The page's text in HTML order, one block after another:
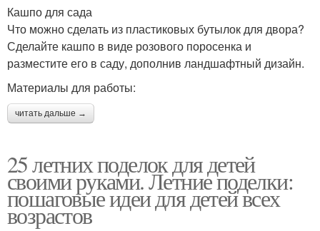
Кашпо для сада
Что можно сделать из пластиковых бутылок для двора?
Сделайте кашпо в виде розового поросенка и
разместите его в саду, дополнив ландшафтный дизайн.
Материалы для работы:
читать дальше →
25 летних поделок для детей
своими руками. Летние поделки:
пошаговые идеи для детей всех
возрастов